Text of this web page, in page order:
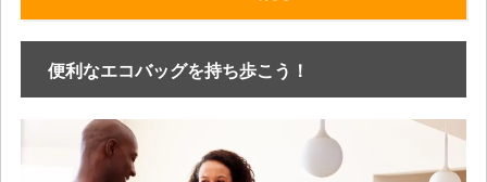
便利なエコバッグを持ち歩こう！